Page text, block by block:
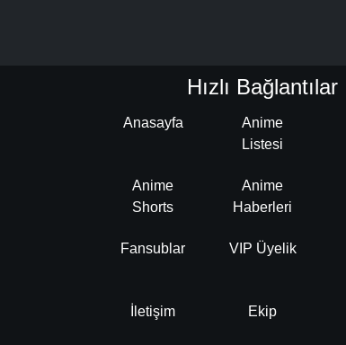
Hızlı Bağlantılar
Anasayfa
Anime
Listesi
Anime
Shorts
Anime
Haberleri
Fansublar VIP Üyelik
İletişim Ekip